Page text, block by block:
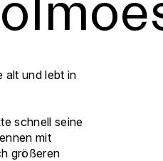
alt und lebt in
schnell seine
mit
größeren